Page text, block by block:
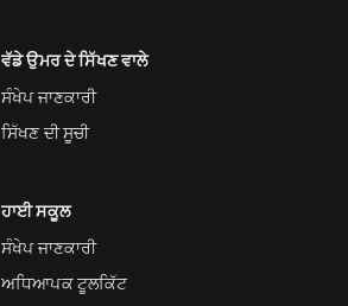
ਵੱਡੇ ਉਮਰ ਦੇ ਸਿੱਖਣ ਵਾਲੇ
ਸੰਖੇਪ ਜਾਣਕਾਰੀ
ਸਿੱਖਣ ਦੀ ਸੂਚੀ
ਹਾਈ ਸਕੂਲ
ਸੰਖੇਪ ਜਾਣਕਾਰੀ
ਅਧਿਆਪਕ ਟੂਲਕਿੱਟ